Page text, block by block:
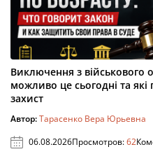
Виключення з військового
можливо це сьогодні та
захист
Автор:Тарасенко Вера Юрьевна
06.08.2026Просмотров:62